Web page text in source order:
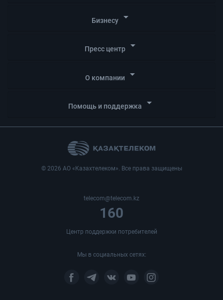
Бизнесу arrow_drop_down
Пресс центр arrow_drop_down
О компании arrow_drop_down
Помощь и поддержка arrow_drop_down
© 2026 АО «Казахтелеком». Все права защищены
telecom@telecom.kz
160
Центр поддержки потребителей
Мы в социальных сетях: